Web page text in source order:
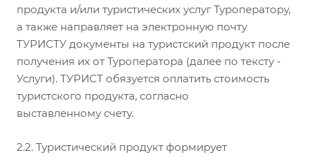
продукта и/или туристических услуг Туроператору,
а также направляет на электронную почту
ТУРИСТУ документы на туристский продукт после
получения их от Туроператора (далее по тексту -
Услуги). ТУРИСТ обязуется оплатить стоимость
туристского продукта, согласно
выставленному счету.
2.2. Туристический продукт формирует